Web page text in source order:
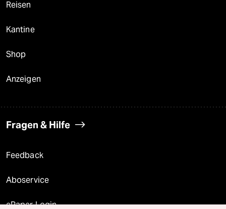
Reisen
Kantine
Shop
Anzeigen
Fragen & Hilfe
Feedback
Aboservice
ePaper Login